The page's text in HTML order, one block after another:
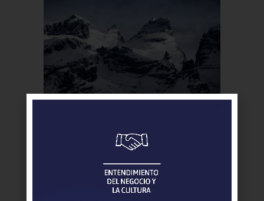
TRABAJO EN EQUIPO
EN LA CIMA. ¿ES
POSIBLE?